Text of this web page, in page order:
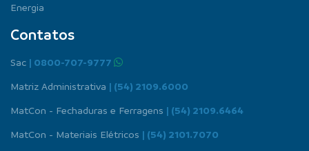
Energia
Contatos
Sac | 0800-707-9777
Matriz Administrativa | (54) 2109.6000
MatCon - Fechaduras e Ferragens | (54) 2109.6464
MatCon - Materiais Elétricos | (54) 2101.7070